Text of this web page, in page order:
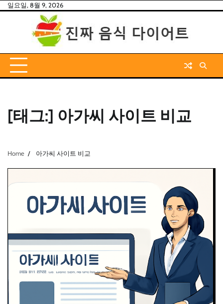
Skip일요일, 8월 9, 2026
[태그:] 아가씨 사이트 비교
Home 아가씨 사이트 비교